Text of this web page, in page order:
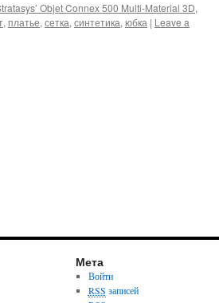
Objet Connex 500 Multi-Material 3D,
, платье, сетка, синтетика, юбка | Leave a
Мета
Войти
RSS записей